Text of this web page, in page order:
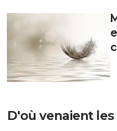
D'où venaient